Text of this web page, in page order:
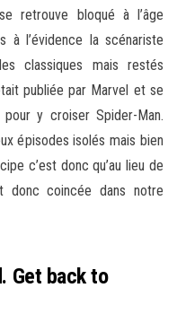
retrouve bloqué à l’âge
à l’évidence la scénariste
classiques mais restés
publiée par Marvel et se
y croiser Spider-Man.
épisodes isolés mais bien
c’est donc qu’au lieu de
donc coincée dans notre
Get back to